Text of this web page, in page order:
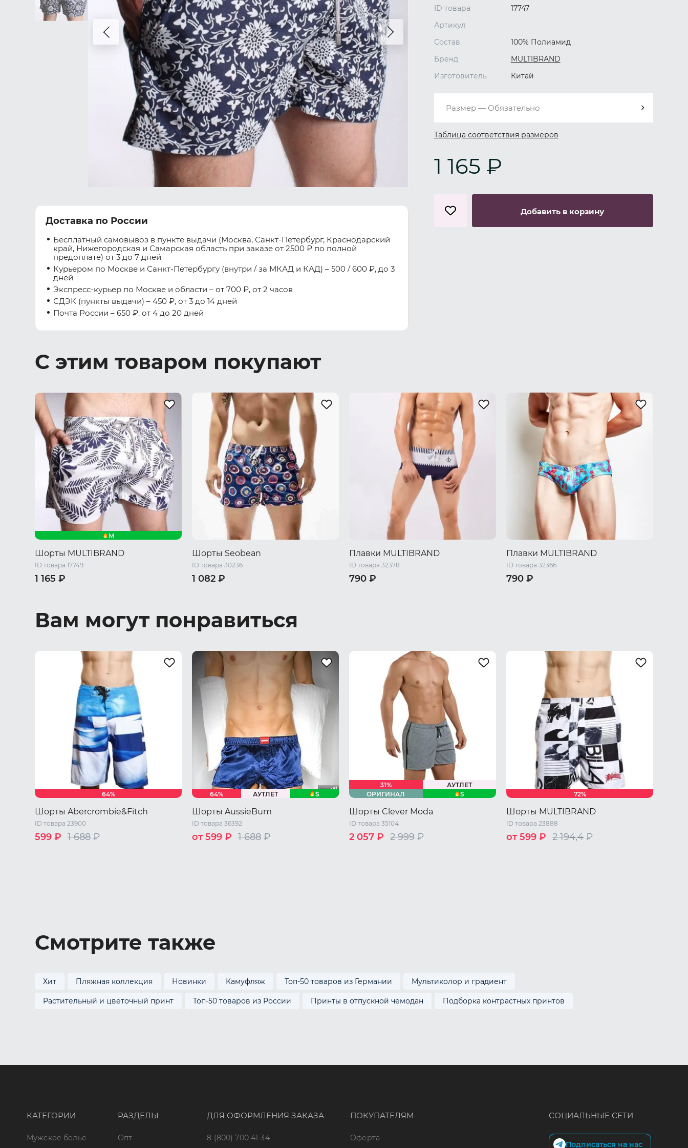
Доставка по России
Бесплатный самовывоз в пункте выдачи (Москва, Санкт-Петербург, Краснодарский
край, Нижегородская и Самарская область при заказе от 2500 ₽ по полной
предоплате) от 3 до 7 дней
Курьером по Москве и Санкт-Петербургу (внутри / за МКАД и КАД) – 500 / 600 ₽, до 3
дней
Экспресс-курьер по Москве и области – от 700 ₽, от 2 часов
СДЭК (пункты выдачи) – 450 ₽, от 3 до 14 дней
Почта России – 650 ₽, от 4 до 20 дней
ID товара
17747
Артикул
Состав
100% Полиамид
Бренд
MULTIBRAND
Изготовитель
Китай
Размер — Обязательно
Таблица соответствия размеров
1 165 ₽
Добавить в корзину
С этим товаром покупают
M
Шорты MULTIBRAND
ID товара 17749
1 165 ₽
Шорты Seobean
ID товара 30236
1 082 ₽
Плавки MULTIBRAND
ID товара 32378
790 ₽
Плавки MULTIBRAND
ID товара 32366
790 ₽
Вам могут понравиться
64%
Шорты Abercrombie&Fitch
ID товара 23900
599 ₽ 1 688 ₽
64% АУТЛЕТ S
Шорты AussieBum
ID товара 36392
от 599 ₽ 1 688 ₽
31%
АУТЛЕТ
ОРИГИНАЛ
S
Шорты Clever Moda
ID товара 35104
2 057 ₽ 2 999 ₽
72%
Шорты MULTIBRAND
ID товара 23888
от 599 ₽ 2 194,4 ₽
Смотрите также
Хит Пляжная коллекция Новинки Камуфляж Топ-50 товаров из Германии Мультиколор и градиент
Растительный и цветочный принт Топ-50 товаров из России Принты в отпускной чемодан Подборка контрастных принтов
КАТЕГОРИИ
Мужское белье
РАЗДЕЛЫ
Опт
ДЛЯ ОФОРМЛЕНИЯ ЗАКАЗА
8 (800) 700 41-34
ПОКУПАТЕЛЯМ
Оферта
СОЦИАЛЬНЫЕ СЕТИ
Подписаться на нас